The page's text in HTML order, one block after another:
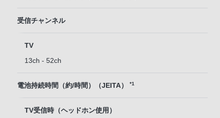
受信チャンネル
TV
13ch - 52ch
電池持続時間（約/時間）（JEITA） *1
TV受信時（ヘッドホン使用）